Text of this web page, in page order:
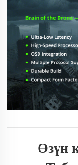
Өзүн